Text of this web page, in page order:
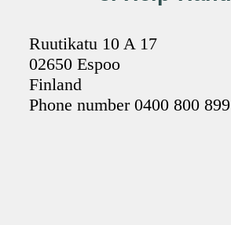
Ruutikatu 10 A 17
02650 Espoo
Finland
Phone number 0400 800 899